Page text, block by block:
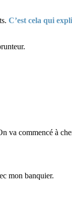
C’est cela qui
va commencé à
mon banquier.